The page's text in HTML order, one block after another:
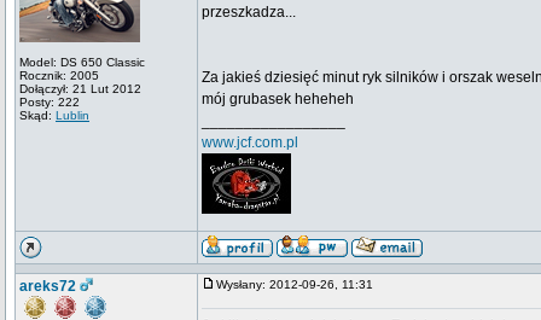
Model: DS 650 Classic
Rocznik: 2005
Dołączył: 21 Lut 2012
Posty: 222
Skąd: Lublin
przeszkadza...
Za jakieś dziesięć minut ryk silników i orszak
mój grubasek heheheh
www.jcf.com.pl
areks72 Wysłany: 2012-09-26, 11:31